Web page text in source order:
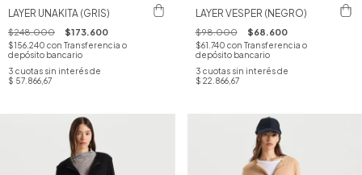
LAYER UNAKITA (GRIS)
$248.000 $173.600
$156.240 con Transferencia o
depósito bancario
3 cuotas sin interés de
$ 57.866,67
LAYER VESPER (NEGRO)
$98.000 $68.600
$61.740 con Transferencia o
depósito bancario
3 cuotas sin interés de
$ 22.866,67